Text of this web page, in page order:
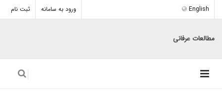
ورود به سامانه ثبت نام English
مطالعات عرفانی